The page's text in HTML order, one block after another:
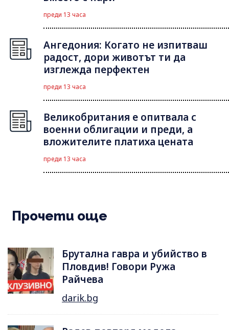
преди 13 часа
Ангедония: Когато не изпитваш
радост, дори животът ти да
изглежда перфектен
преди 13 часа
Великобритания е опитвала с
военни облигации и преди, а
вложителите платиха цената
преди 13 часа
Прочети още
Брутална гавра и убийство в
Пловдив! Говори Ружа
Райчева
darik.bg